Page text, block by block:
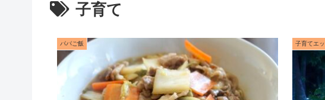
子育て
パパご飯 子育てエ